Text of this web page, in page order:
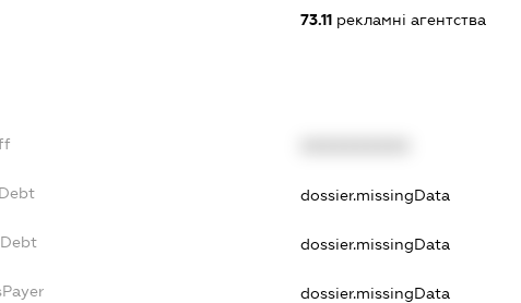
73.11рекламні агентства
dossier.missingData
dossier.missingData
dossier.missingData